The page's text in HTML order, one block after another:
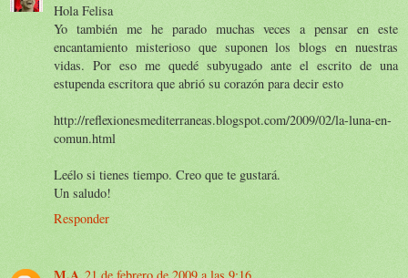
Hola Felisa
Yo también me he parado muchas veces a pensar en este
encantamiento misterioso que suponen los blogs en nuestras
vidas. Por eso me quedé subyugado ante el escrito de una
estupenda escritora que abrió su corazón para decir esto
http://reflexionesmediterraneas.blogspot.com/2009/02/la-luna-en-
comun.html
Leélo si tienes tiempo. Creo que te gustará.
Un saludo!
Responder
21 de febrero de 2009 a las 9:16